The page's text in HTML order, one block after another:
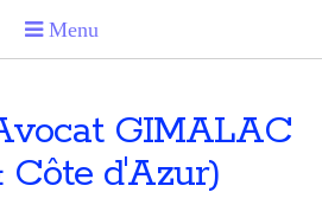
GIMALAC
Côte d'Azur)